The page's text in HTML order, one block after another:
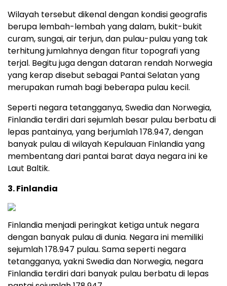
Wilayah tersebut dikenal dengan kondisi geografis
berupa lembah-lembah yang dalam, bukit-bukit
curam, sungai, air terjun, dan pulau-pulau yang tak
terhitung jumlahnya dengan fitur topografi yang
terjal. Begitu juga dengan dataran rendah Norwegia
yang kerap disebut sebagai Pantai Selatan yang
merupakan rumah bagi beberapa pulau kecil.
Seperti negara tetangganya, Swedia dan Norwegia,
Finlandia terdiri dari sejumlah besar pulau berbatu di
lepas pantainya, yang berjumlah 178.947, dengan
banyak pulau di wilayah Kepulauan Finlandia yang
membentang dari pantai barat daya negara ini ke
Laut Baltik.
3. Finlandia
Finlandia menjadi peringkat ketiga untuk negara
dengan banyak pulau di dunia. Negara ini memiliki
sejumlah 178.947 pulau. Sama seperti negara
tetangganya, yakni Swedia dan Norwegia, negara
Finlandia terdiri dari banyak pulau berbatu di lepas